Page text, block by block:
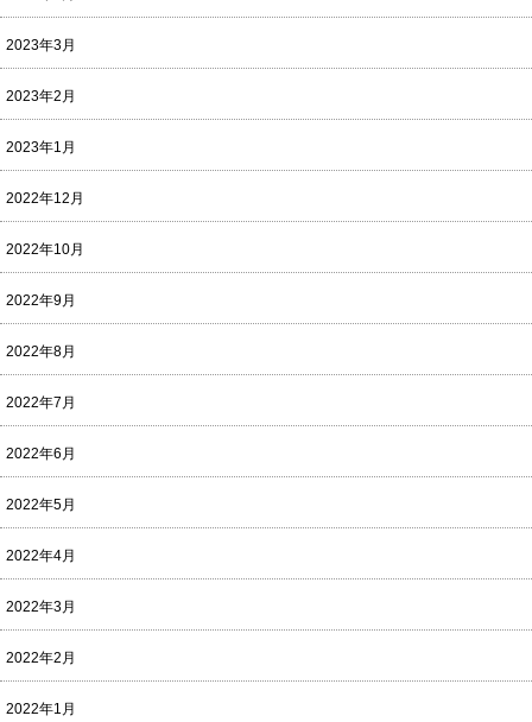
2023年3月
2023年2月
2023年1月
2022年12月
2022年10月
2022年9月
2022年8月
2022年7月
2022年6月
2022年5月
2022年4月
2022年3月
2022年2月
2022年1月